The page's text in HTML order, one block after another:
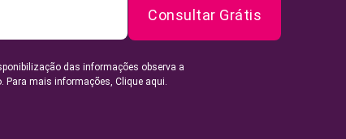
Consultar Grátis
das informações observa a
Para mais informações, Clique aqui.